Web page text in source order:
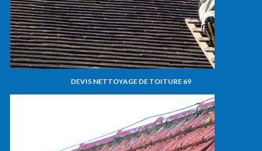
DEVIS NETTOYAGE DE TOITURE 69